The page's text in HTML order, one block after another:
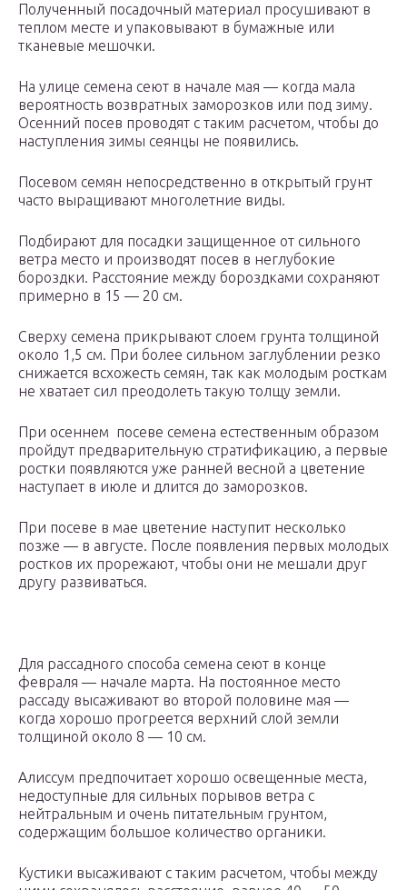
Полученный посадочный материал просушивают в
теплом месте и упаковывают в бумажные или
тканевые мешочки.
На улице семена сеют в начале мая — когда мала
вероятность возвратных заморозков или под зиму.
Осенний посев проводят с таким расчетом, чтобы до
наступления зимы сеянцы не появились.
Посевом семян непосредственно в открытый грунт
часто выращивают многолетние виды.
Подбирают для посадки защищенное от сильного
ветра место и производят посев в неглубокие
бороздки. Расстояние между бороздками сохраняют
примерно в 15 — 20 см.
Сверху семена прикрывают слоем грунта толщиной
около 1,5 см. При более сильном заглублении резко
снижается всхожесть семян, так как молодым росткам
не хватает сил преодолеть такую толщу земли.
При осеннем посеве семена естественным образом
пройдут предварительную стратификацию, а первые
ростки появляются уже ранней весной а цветение
наступает в июле и длится до заморозков.
При посеве в мае цветение наступит несколько
позже — в августе. После появления первых молодых
ростков их прорежают, чтобы они не мешали друг
другу развиваться.
Для рассадного способа семена сеют в конце
февраля — начале марта. На постоянное место
рассаду высаживают во второй половине мая —
когда хорошо прогреется верхний слой земли
толщиной около 8 — 10 см.
Алиссум предпочитает хорошо освещенные места,
недоступные для сильных порывов ветра с
нейтральным и очень питательным грунтом,
содержащим большое количество органики.
Кустики высаживают с таким расчетом, чтобы между